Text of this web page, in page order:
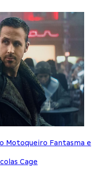
Motoqueiro Fantasma e
Cage